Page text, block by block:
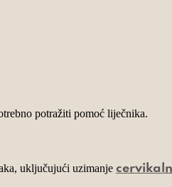
potražiti pomoć liječnika.
uključujući uzimanje